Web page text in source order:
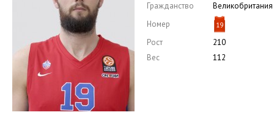
Гражданство
Великобритания
Номер
19
Рост
210
Вес
112